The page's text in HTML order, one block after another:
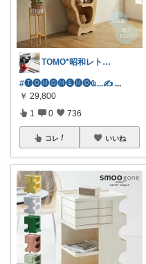
TOMO*昭和レトロ 📷🍎
#🅣🅞︎🅜🅞︎🅜🅔︎🅜🅞︎︎︎︎Ҩ...✍ ...
￥ 29,800
1 0 736
コレ いいね